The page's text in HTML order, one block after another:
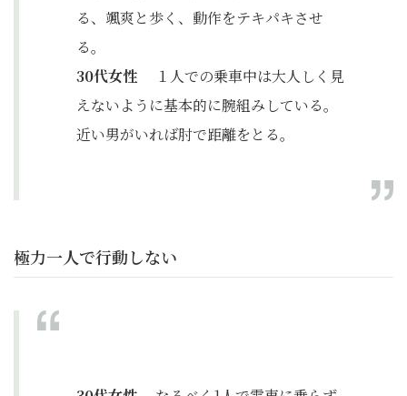
る、颯爽と歩く、動作をテキパキさせ
る。
30代女性 １人での乗車中は大人しく見
えないように基本的に腕組みしている。
近い男がいれば肘で距離をとる。
極力一人で行動しない